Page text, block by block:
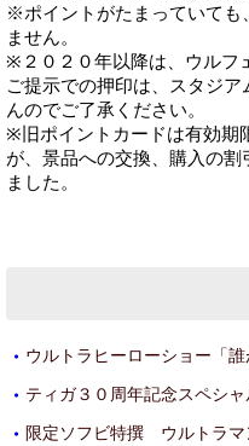
※ポイントがたまっていても
ません。
※２０２０年以降は、ウルフ
ご提示での押印は、スタジ
んのでご了承ください。
※旧ポイントカードは有効期
が、景品への交換、購入の
ました。
・ ウルトラヒーローショー「誰
・ ティガ３０周年記念スペシ
・ 限定ソフビ特撰 ウルトラ